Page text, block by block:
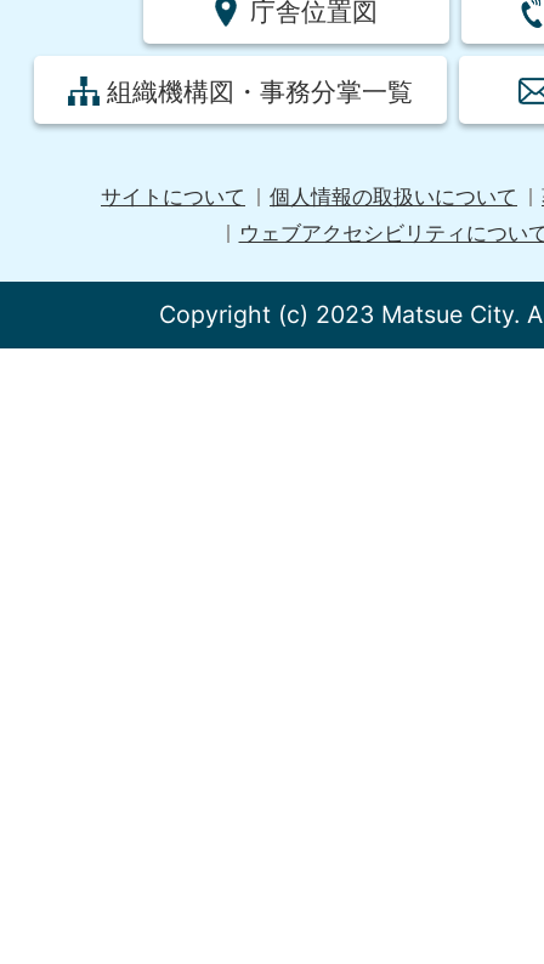
庁舎位置図
組織機構図・事務分掌一覧
サイトについて 個人情報の取扱いについて
ウェブアクセシビリティについ
Copyright (c) 2023 Matsue City.